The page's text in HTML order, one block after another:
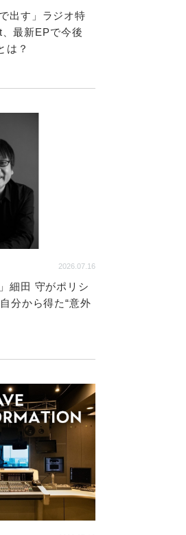
出す」ラジオ特
最新EPで今後
は？
2026.07.16
細田 守がポリシ
分から得た“意外